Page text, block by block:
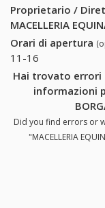
Proprietario /
MACELLERIA
Orari di apertura
11-16
Hai trovato
informazioni
Did you find errors or
"MACELLERIA